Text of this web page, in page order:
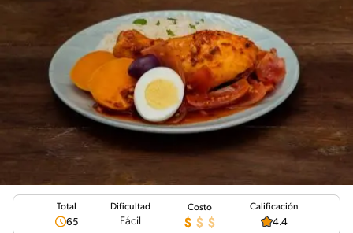
Total
65
Dificultad
Fácil
Costo Calificación
4.4